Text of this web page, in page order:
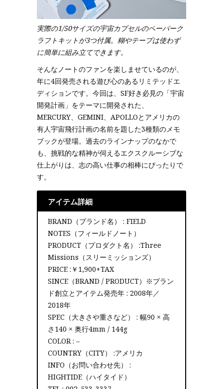
実際の1/50サイズの宇宙カプセルのペーパーク
ラフトキットが3つ付属。糊やテープは使わず
に簡単に組み立てできます。
そんなノートのファンを楽しませているのが、
年に4回発売される遊び心のあるリミテッドエ
ディションです。今回は、SF好き必見の「宇宙
開発計画」をテーマに開発された、
MERCURY、GEMINI、APOLLOとアメリカの
有人宇宙飛行計画の名前を題した3種類のメモ
ブックが登場。過去のラインナップのなかで
も、挑戦的な精神が伺えるエクスクルーシブな
仕上がりは、志の高い仕事の相棒にぴったりで
す。
アイテム詳細
BRAND（ブランド名） : FIELD
NOTES（フィールドノート）
PRODUCT（プロダクト名） :Three
Missions（スリーミッションズ）
PRICE :￥1,900+TAX
SINCE（BRAND / PRODUCT）※ブラン
ド創立とアイテム発売年 : 2008年／
2018年
SPEC（大きさや重さなど） : 幅90 × 高
さ140 × 奥行4mm / 144g
COLOR : –
COUNTRY（CITY） :アメリカ
INFO（お問い合わせ先） :
HIGHTIDE（ハイタイド）